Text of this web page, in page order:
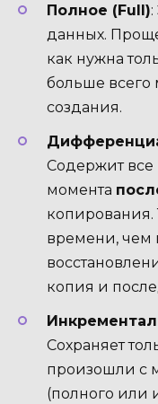
Полное (Full)
данных. Проще
как нужна
больше всего
создания.
Содержит
момента
копирования.
времени, чем
копия и
Сохраняет
произошли с
(полного или